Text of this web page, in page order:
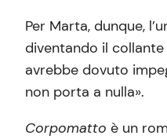
Per Marta, dunque,
diventando il
avrebbe dovuto
non porta a nulla».
Corpomatto è un